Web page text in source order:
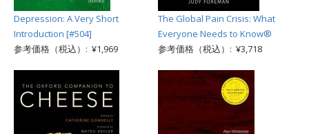
Depression: A Very Short
Introduction [#504]
参考価格（税込）: ¥1,969
The Global Pain Crisis: What
Everyone Needs to Know®
参考価格（税込）: ¥3,718